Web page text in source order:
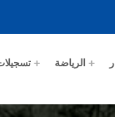
الرياضة